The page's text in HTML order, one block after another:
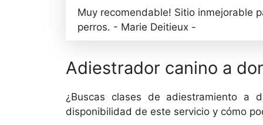
Muy recomendable! Sitio inmejorable
perros. - Marie Deitieux -
Adiestrador canino a
¿Buscas clases de adiestramiento a
disponibilidad de este servicio y cómo